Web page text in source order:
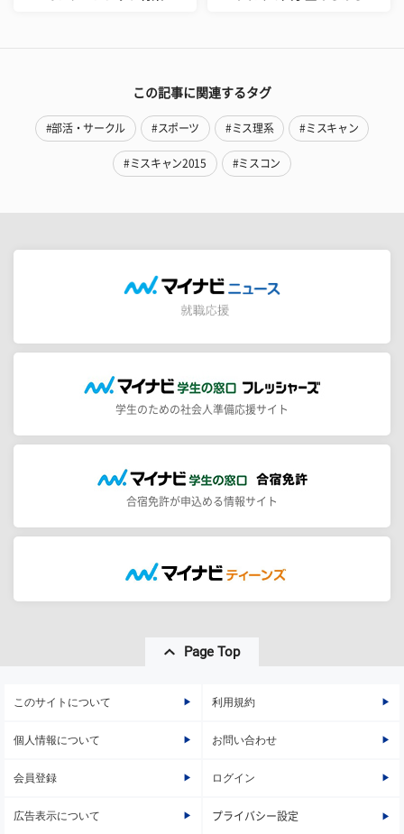
この記事に関連するタグ
#部活・サークル #スポーツ #ミス理系 #ミスキャン
#ミスキャン2015 #ミスコン
学生のための社会人準備応援サイト
合宿免許が申込める情報サイト
Page Top
このサイトについて 利用規約
個人情報について お問い合わせ
会員登録 ログイン
広告表示について プライバシー設定